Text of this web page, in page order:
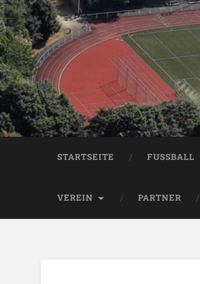
STARTSEITE FUSSBALL
VEREIN PARTNER